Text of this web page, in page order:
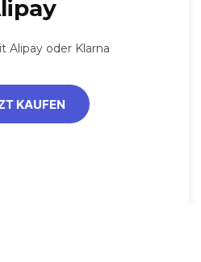
Alipay oder Klarna
KAUFEN